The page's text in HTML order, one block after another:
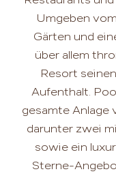
Umgeben
Gärten und
über allem
Resort
Aufenthalt.
gesamte Anlage
darunter zwei
sowie ein
Sterne-